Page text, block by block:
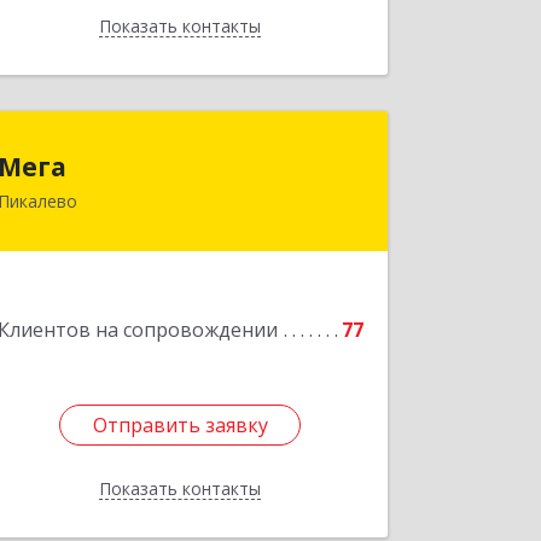
Показать контакты
Назад
Мега
Пикалево
Клиентов на сопровождении 77
Отправить заявку
Показать контакты
187600, Ленинградская обл, Пикалево
Отправить заявку
Назад